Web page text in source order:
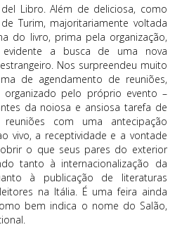
Libro. Além de deliciosa, como
Turim, majoritariamente voltada
do livro, prima pela organização,
a busca de uma nova
Nos surpreendeu muito
de agendamento de reuniões,
pelo próprio evento –
da noiosa e ansiosa tarefa de
com uma antecipação
vivo, a receptividade e a vontade
o que seus pares do exterior
tanto à internacionalização da
à publicação de literaturas
na Itália. É uma feira ainda
bem indica o nome do Salão,